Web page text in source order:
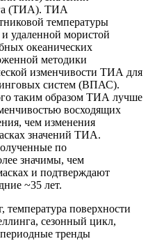
(ТИА). ТИА
температуры
удаленной мористой
океанических
методики
изменчивости ТИА для
систем (ВПАС).
таким образом ТИА лучше
восходящих
чем изменения
значений ТИА.
по
значимы, чем
и подтверждают
~35 лет.
температура поверхности
сезонный цикл,
тренды